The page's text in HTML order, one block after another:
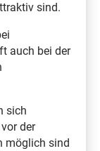
sind.
auch bei der
sich
der
möglich sind